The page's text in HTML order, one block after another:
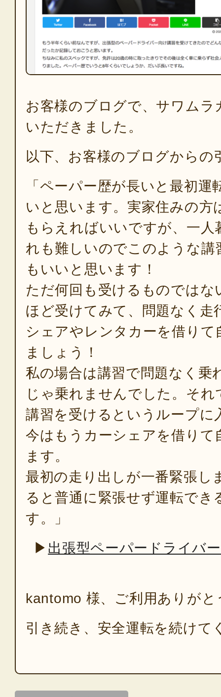
お客様のブログで、サワムラ
いただきました。
以下、お客様のブログからの
「ペーパー歴が長いと最初
いと思います。実家住みの方
もらえればいいですが、一
れも難しいのでこのような講
もいいと思います！
ただ何回も受けるものではな
ほど受けてみて、問題なく走
シェアやレンタカーを借りて
ましょう！
私の場合は講習で問題なく乗
じゃ乗れませんでした。そ
講習を受けるというループに
今はもうカーシェアを借りて
ます。
最初の走り出しが一番緊張し
ると普通に緊張せず運転でき
す。」
▶ 出張型ペーパードライバ
kantomo 様、ご利用ありが
引き続き、安全運転を続けて